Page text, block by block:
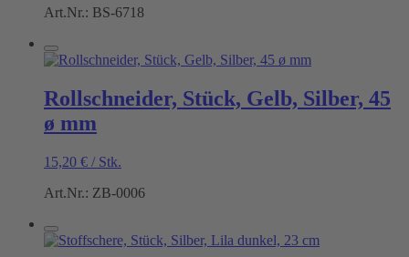
Art.Nr.: BS-6718
Rollschneider, Stück, Gelb, Silber, 45
ø mm
15,20 € / Stk.
Art.Nr.: ZB-0006